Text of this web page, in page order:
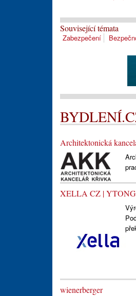
Související témata
Zabezpečení
Architektonická
XELLA CZ | YTONG
wienerberger